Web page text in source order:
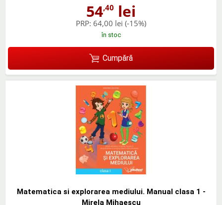
54,40 lei
PRP: 64,00 lei (-15%)
în stoc
Cumpără
Matematica si explorarea mediului. Manual clasa 1 -
Mirela Mihaescu